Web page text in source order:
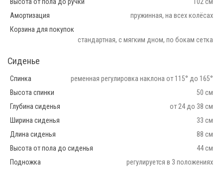
Амортизация
пружинная, на всех колёсах
Корзина для покупок
стандартная, с мягким дном, по бокам сетка
Сиденье
Спинка
ременная регулировка наклона от 115° до 165°
Высота спинки
50 см
Глубина сиденья
от 24 до 38 см
Ширина сиденья
33 см
Длина сиденья
88 см
Высота от пола до сиденья
44 см
Подножка
регулируется в 3 положениях